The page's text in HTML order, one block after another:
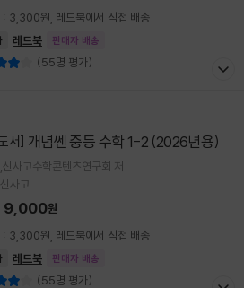
: 3,300원, 레드북에서 직접 배송
레드북 판매자 배송
(55명 평가)
서] 개념쎈 중등 수학 1-2 (2026년용)
신사고수학콘텐츠연구회 저
사고
9,000원
: 3,300원, 레드북에서 직접 배송
레드북 판매자 배송
(55명 평가)